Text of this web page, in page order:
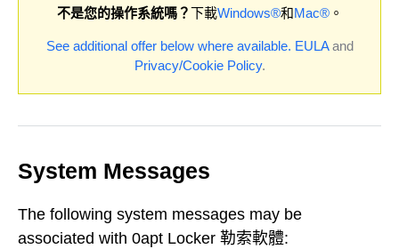
不是您的操作系統嗎？下載Windows®和Mac®。
See additional offer below where available. EULAand
Privacy/Cookie Policy.
System Messages
The following system messages may be
associated with 0apt Locker 勒索軟體: